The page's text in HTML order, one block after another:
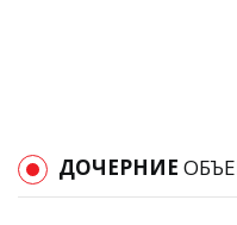
ДОЧЕРНИЕ